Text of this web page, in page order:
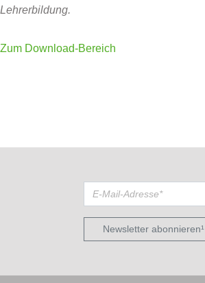
Lehrerbildung.
Zum Download-Bereich
Newsletter abonnieren¹